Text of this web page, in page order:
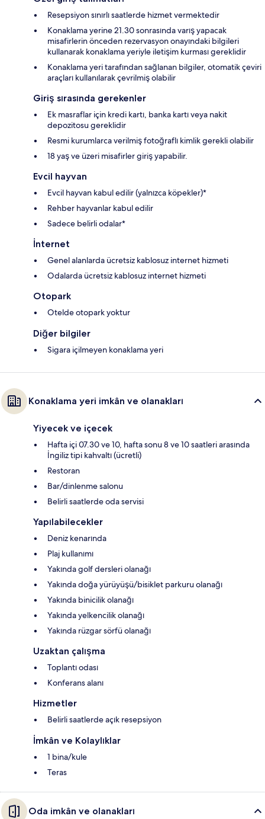
Resepsiyon sınırlı saatlerde hizmet vermektedir
Konaklama yerine 21.30 sonrasında varış yapacak
misafirlerin önceden rezervasyon onayındaki bilgileri
kullanarak konaklama yeriyle iletişim kurması gereklidir
Konaklama yeri tarafından sağlanan bilgiler, otomatik çeviri
araçları kullanılarak çevrilmiş olabilir
Giriş sırasında gerekenler
Ek masraflar için kredi kartı, banka kartı veya nakit
depozitosu gereklidir
Resmi kurumlarca verilmiş fotoğraflı kimlik gerekli olabilir
18 yaş ve üzeri misafirler giriş yapabilir.
Evcil hayvan
Evcil hayvan kabul edilir (yalnızca köpekler)*
Rehber hayvanlar kabul edilir
Sadece belirli odalar*
İnternet
Genel alanlarda ücretsiz kablosuz internet hizmeti
Odalarda ücretsiz kablosuz internet hizmeti
Otopark
Otelde otopark yoktur
Diğer bilgiler
Sigara içilmeyen konaklama yeri
Konaklama yeri imkân ve olanakları
Yiyecek ve içecek
Hafta içi 07.30 ve 10, hafta sonu 8 ve 10 saatleri arasında
İngiliz tipi kahvaltı (ücretli)
Restoran
Bar/dinlenme salonu
Belirli saatlerde oda servisi
Yapılabilecekler
Deniz kenarında
Plaj kullanımı
Yakında golf dersleri olanağı
Yakında doğa yürüyüşü/bisiklet parkuru olanağı
Yakında binicilik olanağı
Yakında yelkencilik olanağı
Yakında rüzgar sörfü olanağı
Uzaktan çalışma
Toplantı odası
Konferans alanı
Hizmetler
Belirli saatlerde açık resepsiyon
İmkân ve Kolaylıklar
1 bina/kule
Teras
Oda imkân ve olanakları